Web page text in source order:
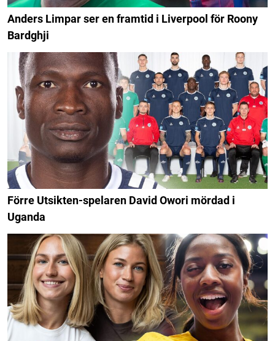
Anders Limpar ser en framtid i Liverpool för Roony
Bardghji
Förre Utsikten-spelaren David Owori mördad i
Uganda